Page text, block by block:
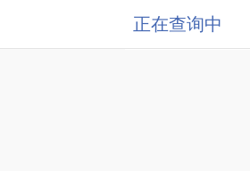
正在查询中